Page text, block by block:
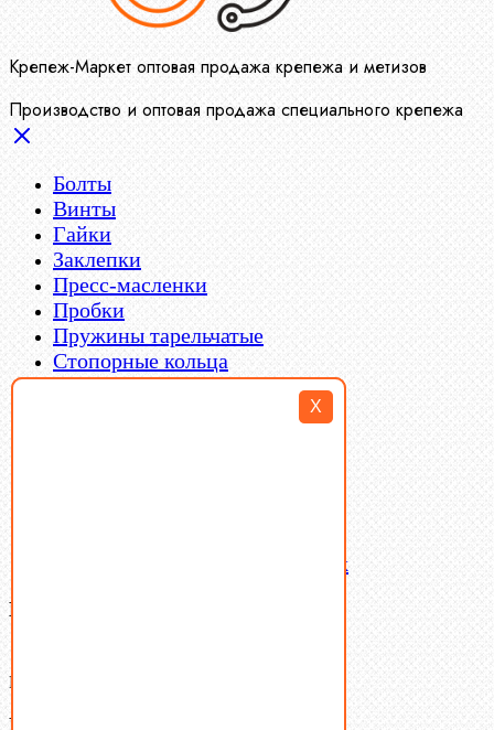
X
Крепеж-Маркет оптовая продажа крепежа и метизов
Производство и оптовая продажа специального крепежа
Болты
Винты
Гайки
Заклепки
Пресс-масленки
Пробки
Пружины тарельчатые
Стопорные кольца
Такелаж
Латунный и бронзовый крепеж
Ваша корзина
В корзине нет товаров.
Поиск